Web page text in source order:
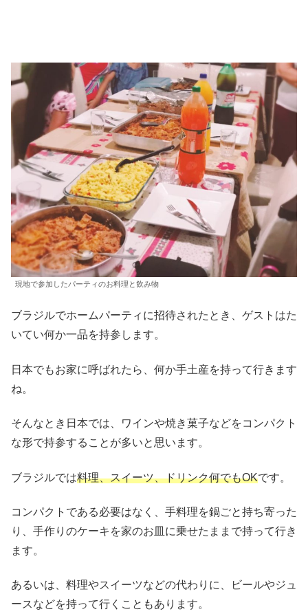
現地で参加したパーティのお料理と飲み物
ブラジルでホームパーティに招待されたとき、ゲストはた
いてい何か一品を持参します。
日本でもお家に呼ばれたら、何か手土産を持って行きます
ね。
そんなとき日本では、ワインや焼き菓子などをコンパクト
な形で持参することが多いと思います。
ブラジルでは料理、スイーツ、ドリンク何でもOKです。
コンパクトである必要はなく、手料理を鍋ごと持ち寄った
り、手作りのケーキを家のお皿に乗せたままで持って行き
ます。
あるいは、料理やスイーツなどの代わりに、ビールやジュ
ースなどを持って行くこともあります。